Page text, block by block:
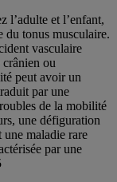
l’adulte et l’enfant,
du tonus musculaire.
vasculaire
crânien ou
peut avoir un
par une
de la mobilité
une défiguration
une maladie rare
par une